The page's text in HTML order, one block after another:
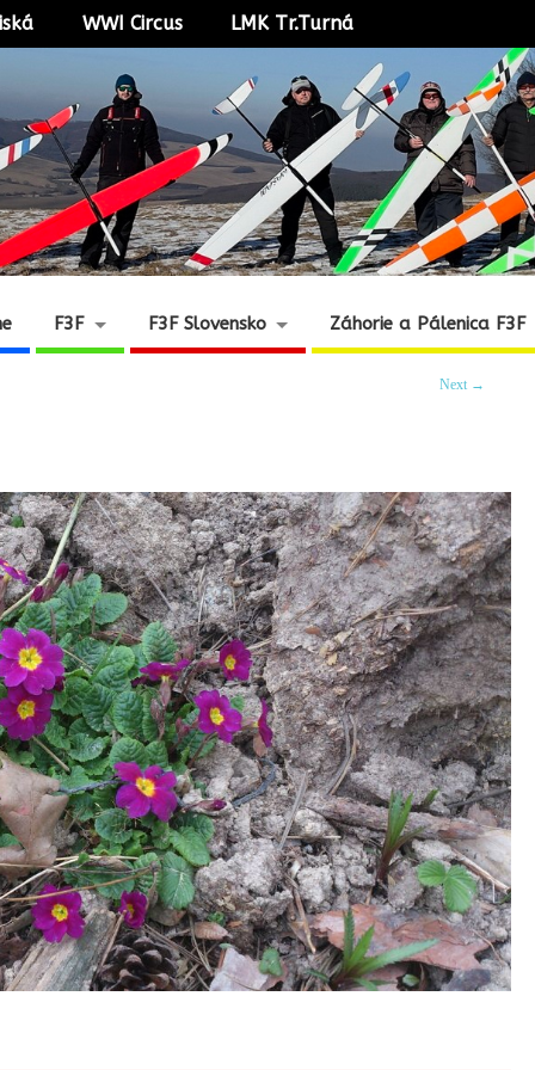
WWI Circus LMK Tr.Turná
F3F F3F Slovensko Záhorie a Pálenica F3F
Next →